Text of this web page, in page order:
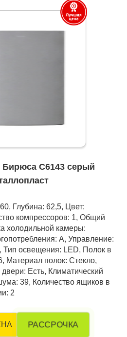
C6143 серый
Глубина: 62,5, Цвет:
компрессоров: 1, Общий
холодильной камеры:
А, Управление:
Тип освещения: LED, Полок в
Материал полок: Стекло,
Есть, Климатический
39, Количество ящиков в
2
РАССРОЧКА